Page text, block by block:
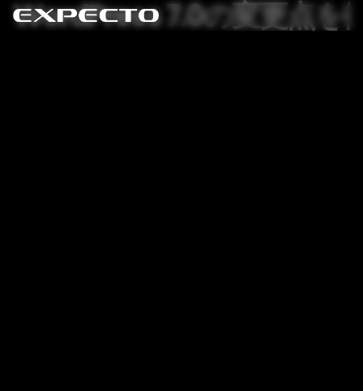
WordPress 7.0の変更点を